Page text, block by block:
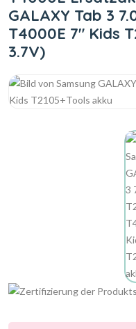
GALAXY Tab 3
T4000E 7" Kids
3.7V)